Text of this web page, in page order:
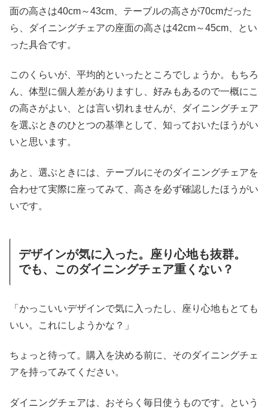
面の高さは40cm～43cm、テーブルの高さが70cmだった
ら、ダイニングチェアの座面の高さは42cm～45cm、とい
った具合です。
このくらいが、平均的といったところでしょうか。もちろ
ん、体型に個人差がありますし、好みもあるので一概にこ
の高さがよい、とは言い切れませんが、ダイニングチェア
を選ぶときのひとつの基準として、知っておいたほうがい
いと思います。
あと、選ぶときには、テーブルにそのダイニングチェアを
合わせて実際に座ってみて、高さを必ず確認したほうがい
いです。
デザインが気に入った。座り心地も抜群。
でも、このダイニングチェア重くない？
「かっこいいデザインで気に入ったし、座り心地もとても
いい。これにしようかな？」
ちょっと待って。購入を決める前に、そのダイニングチェ
アを持ってみてください。
ダイニングチェアは、おそらく毎日使うものです。という